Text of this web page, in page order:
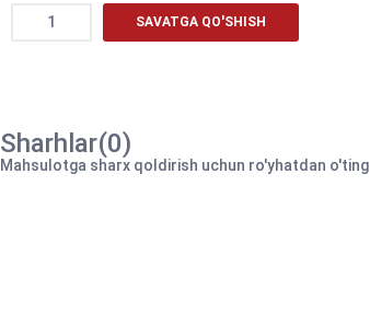
SAVATGA QO'SHISH
Sharhlar(0)
Mahsulotga sharx qoldirish uchun ro'yhatdan o'ting